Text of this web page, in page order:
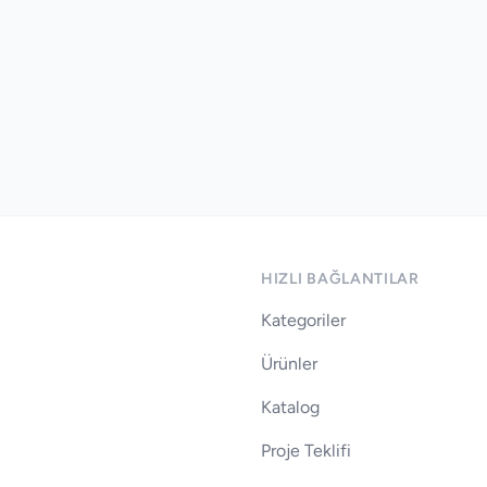
HIZLI BAĞLANTILAR
Kategoriler
Ürünler
Katalog
Proje Teklifi